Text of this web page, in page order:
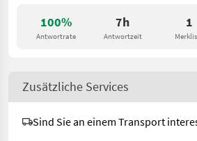
100%
Antwortrate
7h
Antwortzeit
1
Zusätzliche Services
Sind Sie an einem Transport